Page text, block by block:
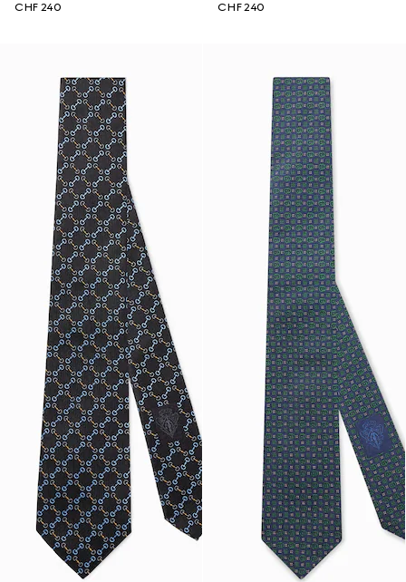
CHF 240
CHF 240